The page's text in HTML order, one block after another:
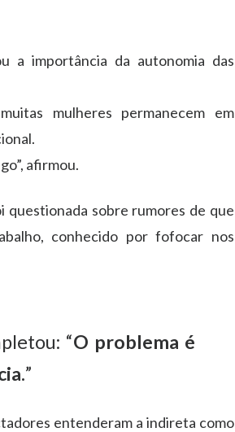
a importância da autonomia das
mulheres permanecem em
afirmou.
questionada sobre rumores de que
conhecido por fofocar nos
“O problema é
”
entenderam a indireta como